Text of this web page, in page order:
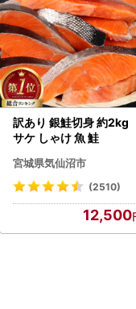
訳あり 銀鮭切身 約2kg
サケ しゃけ 魚 鮭
宮城県気仙沼市
(2510)
12,500